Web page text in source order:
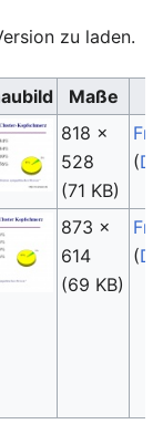
zu laden.
Maße
818 ×
528
(71 KB)
(
873 ×
614
(69 KB)
(